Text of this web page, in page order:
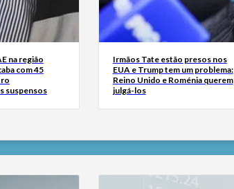
na região
com 45
suspensos
Irmãos Tate estão presos nos
EUA e Trump tem um problema:
Reino Unido e Roménia querem
julgá-los